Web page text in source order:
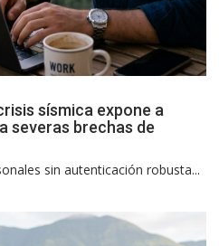
sísmica expone a
severas brechas de
sin autenticación robusta...